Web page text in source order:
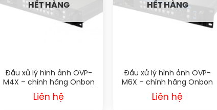
HẾT HÀNG
Đầu xử lý hình ảnh OVP-
M4X – chính hãng Onbon
Liên hệ
HẾT HÀNG
Đầu xử lý hình ảnh OVP-
M6X – chính hãng Onbon
Liên hệ